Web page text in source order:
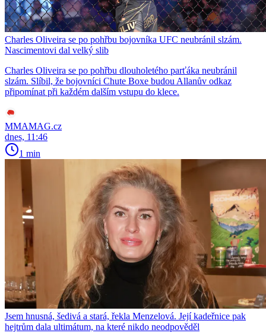
Charles Oliveira se po pohřbu bojovníka UFC neubránil slzám.
Nascimentovi dal velký slib
Charles Oliveira se po pohřbu dlouholetého parťáka neubránil
slzám. Slíbil, že bojovníci Chute Boxe budou Allanův odkaz
připomínat při každém dalším vstupu do klece.
MMAMAG.cz
dnes, 11:46
1 min
Jsem hnusná, šedivá a stará, řekla Menzelová. Její kadeřnice pak
hejtrům dala ultimátum, na které nikdo neodpověděl